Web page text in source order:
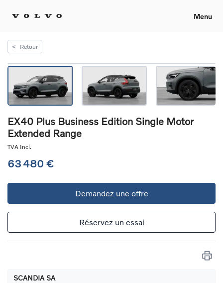
Menu
< Retour
EX40 Plus Business Edition Single Motor
Extended Range
TVA Incl.
63 480 €
Demandez une offre
Réservez un essai
SCANDIA SA